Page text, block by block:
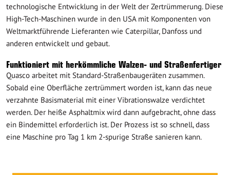
technologische Entwicklung in der Welt der Zertrümmerung. Diese
High-Tech-Maschinen wurde in den USA mit Komponenten von
Weltmarktführende Lieferanten wie Caterpillar, Danfoss und
anderen entwickelt und gebaut.
Funktioniert mit herkömmliche Walzen- und Straßenfertiger
Quasco arbeitet mit Standard-Straßenbaugeräten zusammen.
Sobald eine Oberfläche zertrümmert worden ist, kann das neue
verzahnte Basismaterial mit einer Vibrationswalze verdichtet
werden. Der heiße Asphaltmix wird dann aufgebracht, ohne dass
ein Bindemittel erforderlich ist. Der Prozess ist so schnell, dass
eine Maschine pro Tag 1 km 2-spurige Straße sanieren kann.